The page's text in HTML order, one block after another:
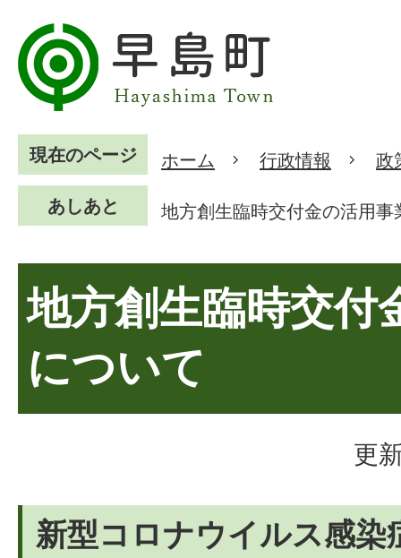
現在のページ ホーム 行政情報 政
あしあと 地方創生臨時交付金の活用事
地方創生臨時交付
について
更
新型コロナウイルス感染